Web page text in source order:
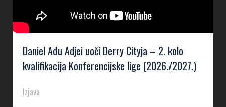
Daniel Adu Adjei uoči Derry Cityja – 2. kolo
kvalifikacija Konferencijske lige (2026./2027.)
Izjava